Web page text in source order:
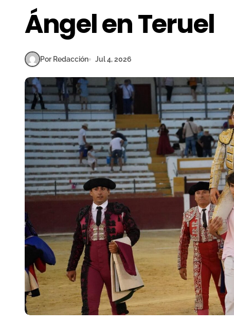
Ángel en Teruel
Por Redacción Jul 4, 2026